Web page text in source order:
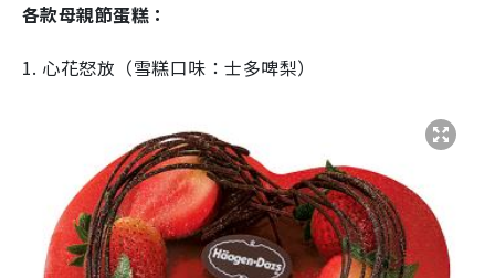
各款母親節蛋糕：
1. 心花怒放（雪糕口味：士多啤梨）